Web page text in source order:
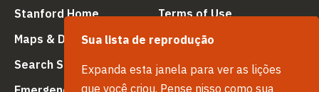
Sua lista de reprodução
Expanda esta janela para ver as lições
que você criou. Pense nisso como sua
Stanford Home (link is external)
Maps & Directions (link is external)
Search Stanford
(link is external)
Terms of Use
Privacy (link is external)
Copyright
(link is external)